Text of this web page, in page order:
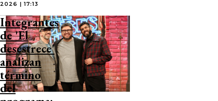
2026 | 17:13
Integrantes
de 'El
desestrece'
analizan
término
del